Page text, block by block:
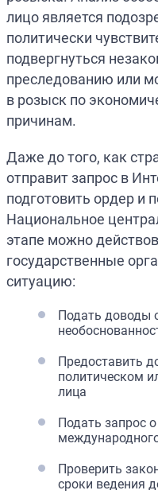
лицо является
политически
подвергнуться
преследованию или
в розыск по
причинам.
Даже до того, как
отправит запрос в
подготовить ордер и
Национальное
этапе можно
государственные
ситуацию:
Подать доводы
Предоставить
политическом
лица
Подать запрос
Проверить
сроки ведения